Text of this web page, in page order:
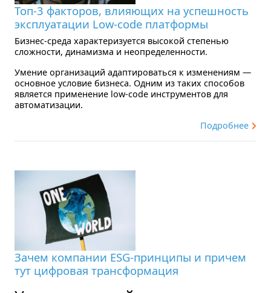
Топ-3 факторов, влияющих на успешность
эксплуатации Low-code платформы
Бизнес-среда характеризуется высокой степенью
сложности, динамизма и неопределенности.
Умение организаций адаптироваться к изменениям —
основное условие бизнеса. Одним из таких способов
является применение low-code инструментов для
автоматизации.
Подробнее
Зачем компании ESG-принципы и причем
тут цифровая трансформация